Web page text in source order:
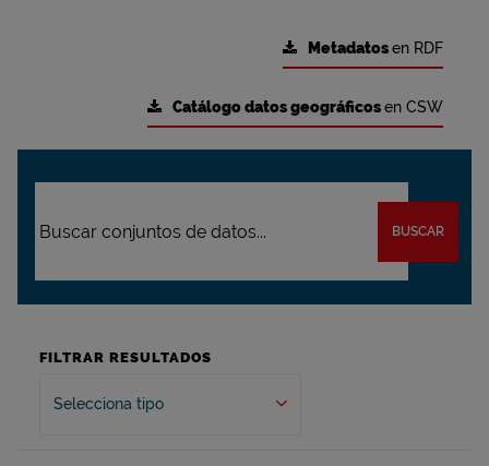
Metadatosen RDF
Catálogo datos geográficosen CSW
BUSCAR
FILTRAR RESULTADOS
Selecciona tipo